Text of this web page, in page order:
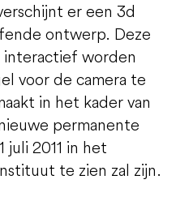
er een 3d
ontwerp. Deze
interactief worden
voor de camera te
in het kader van
permanente
2011 in het
te zien zal zijn.